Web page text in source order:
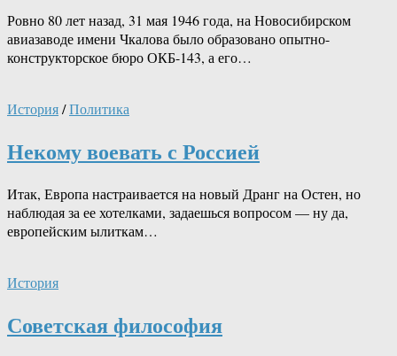
Ровно 80 лет назад, 31 мая 1946 года, на Новосибирском
авиазаводе имени Чкалова было образовано опытно-
конструкторское бюро ОКБ-143, а его…
История/Политика
Некому воевать с Россией
Итак, Европа настраивается на новый Дранг на Остен, но
наблюдая за ее хотелками, задаешься вопросом — ну да,
европейским ылиткам…
История
Советская философия